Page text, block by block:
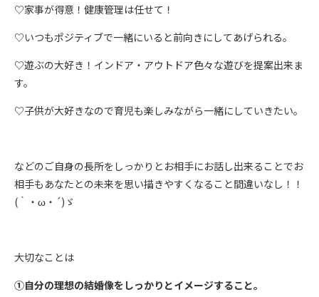
♡家事が得意！健康管理は任せて！
♡いつもポジティブで一緒にいると前向きにしてあげられる。
♡遊ぶの大好き！インドア・アウトドア色々な遊びを提案出来ま
す。
♡子供が大好きなので育児も楽しみながら一緒にしていきたい。
などのご自身の長所をしっかりとお相手にお話し出来ることでお
相手もあなたとの未来を思い描きやすくなること間違いなし！！
(｀・ω・´)ゞ
大切なことは
①自分の理想の結婚像をしっかりとイメージすること。